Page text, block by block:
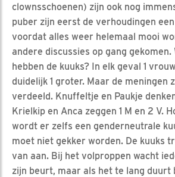
clownsschoenen) zijn ook nog
puber zijn eerst de verhoudingen
voordat alles weer helemaal mooi
andere discussies op gang gekomen.
hebben de kuuks? In elk geval 1
duidelijk 1 groter. Maar de meningen
verdeeld. Knuffeltje en Paukje denken
Krielkip en Anca zeggen 1 M en 2 V.
wordt er zelfs een genderneutrale
moet niet gekker worden. De kuuks
van aan. Bij het volproppen wacht
zijn beurt, maar als het te lang duurt